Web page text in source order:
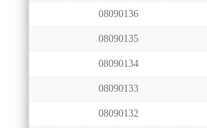
08090136
08090135
08090134
08090133
08090132